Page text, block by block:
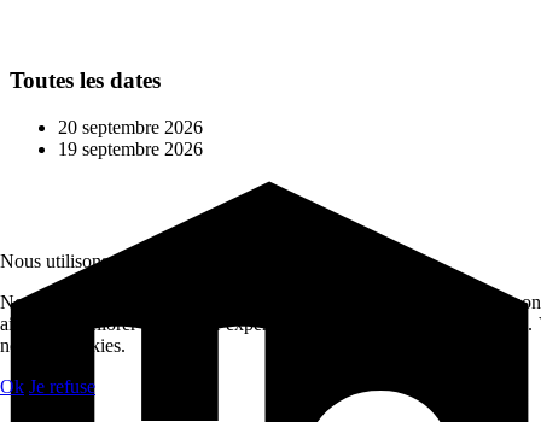
Toutes les dates
20 septembre 2026
19 septembre 2026
Nous utilisons des cookies
Nous utilisons des cookies sur notre site web. Certains d’entre eux
aident à améliorer ce site et l’expérience utilisateur (cookies
non ces cookies.
Ok Je refuse